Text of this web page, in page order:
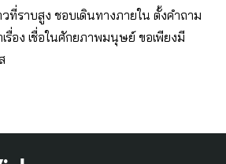
ที่ราบสูง ชอบเดินทางภายใน ตั้งคำถาม
รื่อง เชื่อในศักยภาพมนุษย์ ขอเพียงมี